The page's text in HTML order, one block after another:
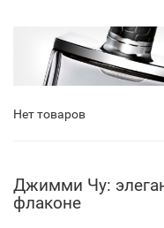
Нет товаров
Джимми Чу:
флаконе